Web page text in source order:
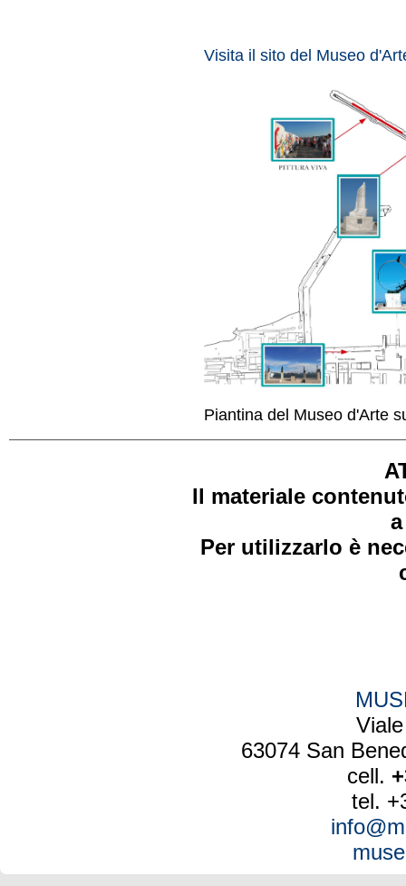
Visita il sito del Museo
Piantina del Museo d'Arte
Il materiale
Per utilizzarlo è
63074 San
cell.
tel.